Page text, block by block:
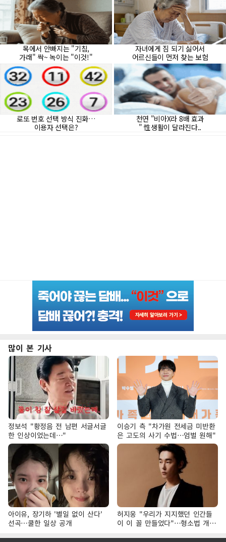
많이 본 기사
정보석 "황정음 전 남편 서글서글
한 인상이었는데…"
이승기 측 "차가원 전세금 미반환
은 고도의 사기 수법…엄벌 원해"
아이유, 장기하 '별일 없이 산다'
선곡…쿨한 일상 공개
허지웅 "우리가 지지했던 인간들
이 이 꼴 만들었다"…형소법 개정
에 격한 반응